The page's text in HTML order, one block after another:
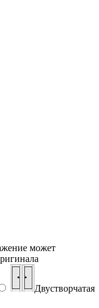
может
Двустворчатая